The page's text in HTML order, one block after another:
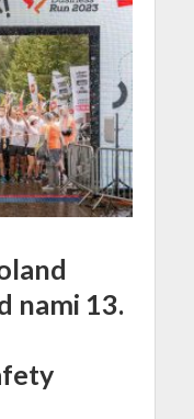
nami 13.